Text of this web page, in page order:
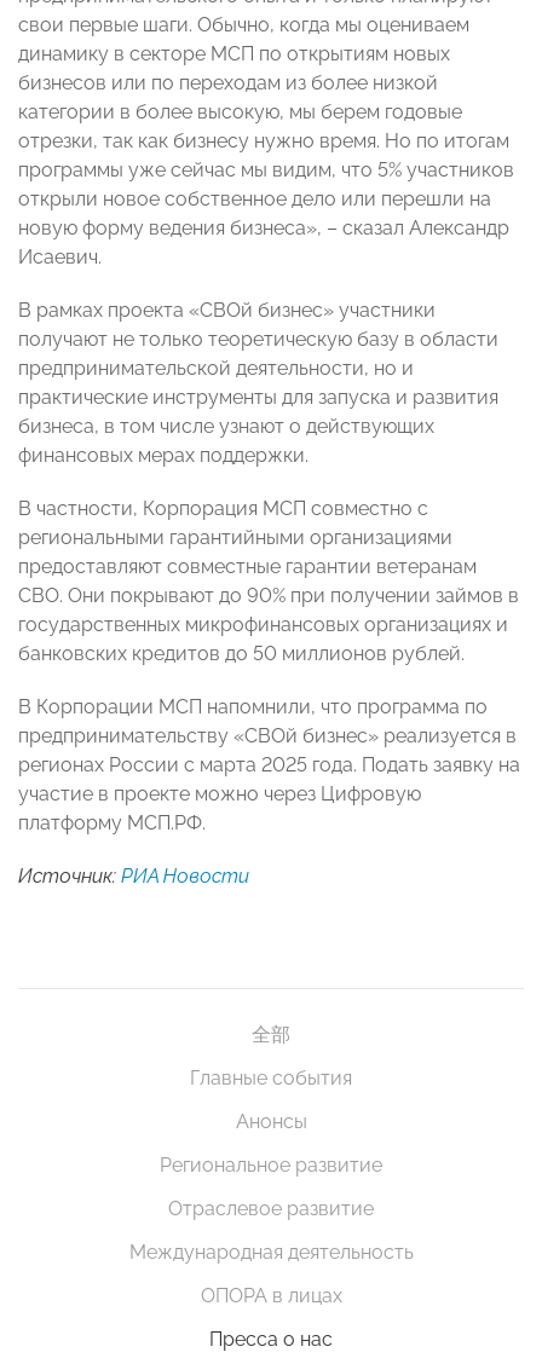
свои первые шаги. Обычно, когда мы оцениваем
динамику в секторе МСП по открытиям новых
бизнесов или по переходам из более низкой
категории в более высокую, мы берем годовые
отрезки, так как бизнесу нужно время. Но по итогам
программы уже сейчас мы видим, что 5% участников
открыли новое собственное дело или перешли на
новую форму ведения бизнеса», – сказал Александр
Исаевич.
В рамках проекта «СВОй бизнес» участники
получают не только теоретическую базу в области
предпринимательской деятельности, но и
практические инструменты для запуска и развития
бизнеса, в том числе узнают о действующих
финансовых мерах поддержки.
В частности, Корпорация МСП совместно с
региональными гарантийными организациями
предоставляют совместные гарантии ветеранам
СВО. Они покрывают до 90% при получении займов в
государственных микрофинансовых организациях и
банковских кредитов до 50 миллионов рублей.
В Корпорации МСП напомнили, что программа по
предпринимательству «СВОй бизнес» реализуется в
регионах России с марта 2025 года. Подать заявку на
участие в проекте можно через Цифровую
платформу МСП.РФ.
Источник: РИА Новости
全部
Главные события
Анонсы
Региональное развитие
Отраслевое развитие
Международная деятельность
ОПОРА в лицах
Пресса о нас